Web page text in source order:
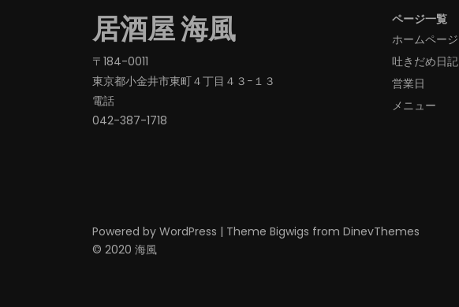
ビ
ゲ
ー
シ
ョ
居酒屋 海風
〒184-0011
東京都小金井市東町４丁目４３−１３
電話
042-387-1718‬
ページ一覧
ホームページ
吐きだめ日記
営業日
メニュー
Powered by WordPress | Theme Bigwigs from DinevThemes
© 2020 海風